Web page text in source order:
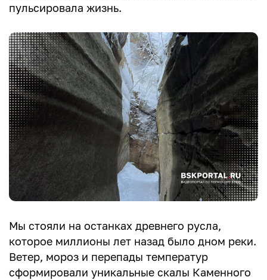
пульсировала жизнь.
Мы стояли на останках древнего русла,
которое миллионы лет назад было дном реки.
Ветер, мороз и перепады температур
сформировали уникальные скалы Каменного